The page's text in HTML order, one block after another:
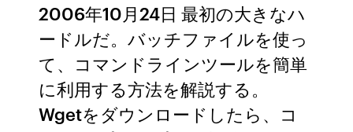
2006年10月24日 最初の大きなハ
ードルだ。バッチファイルを使っ
て、コマンドラインツールを簡単
に利用する方法を解説する。
Wgetをダウンロードしたら、コ